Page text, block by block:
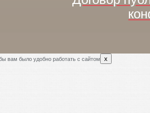
вам было удобно работать с сайтом x